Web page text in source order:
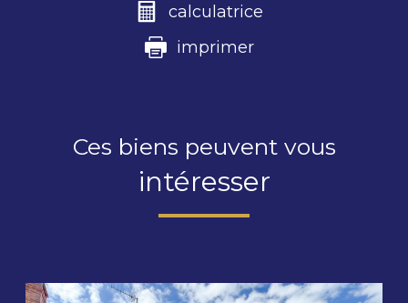
calculatrice
imprimer
Ces biens peuvent vous
intéresser